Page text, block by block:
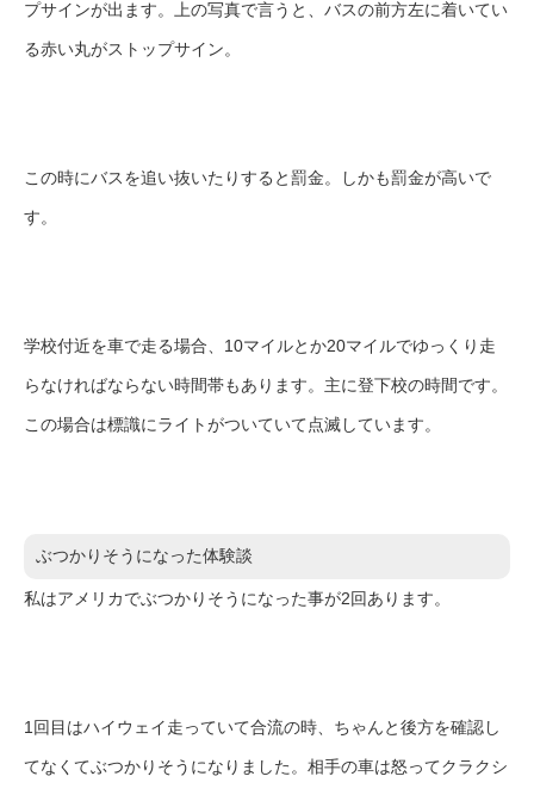
プサインが出ます。上の写真で言うと、バスの前方左に着いてい
る赤い丸がストップサイン。
この時にバスを追い抜いたりすると罰金。しかも罰金が高いで
す。
学校付近を車で走る場合、10マイルとか20マイルでゆっくり走
らなければならない時間帯もあります。主に登下校の時間です。
この場合は標識にライトがついていて点滅しています。
ぶつかりそうになった体験談
私はアメリカでぶつかりそうになった事が2回あります。
1回目はハイウェイ走っていて合流の時、ちゃんと後方を確認し
てなくてぶつかりそうになりました。相手の車は怒ってクラクシ